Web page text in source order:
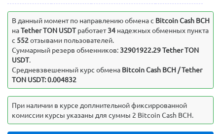
В данный момент по направлению обмена c Bitcoin Cash BCH
наTether TON USDTработает34надежных обменных пункта
с 552отзывами пользователей.
Суммарный резерв обменников: 32901922.29 Tether TON
USDT.
Средневзвешенный курс обмена Bitcoin Cash BCH / Tether
TON USDT: 0.004832
При наличии в курсе доплнительной фиксиррованной
комиссии курсы указаны для суммы 2 Bitcoin Cash BCH.